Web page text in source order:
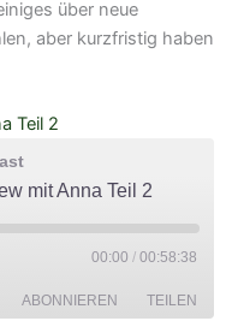
über neue
aber kurzfristig haben
Teil 2
mit Anna Teil 2
00:00 / 00:58:38
ABONNIEREN TEILEN